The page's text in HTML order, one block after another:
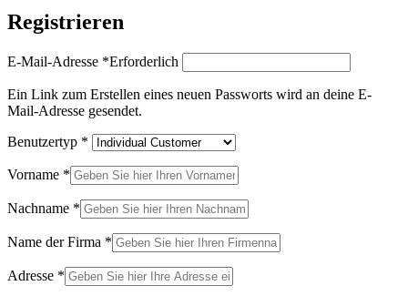
Registrieren
E-Mail-Adresse *Erforderlich
Ein Link zum Erstellen eines neuen Passworts wird an deine E-
Mail-Adresse gesendet.
Benutzertyp *
Vorname *
Nachname *
Name der Firma *
Adresse *